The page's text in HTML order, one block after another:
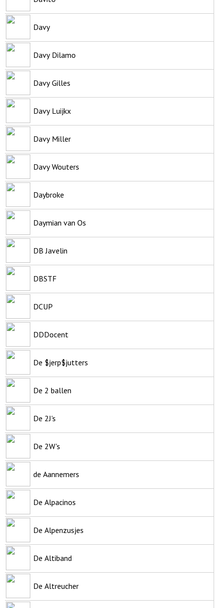
Davy
Davy Dilamo
Davy Gilles
Davy Luijkx
Davy Miller
Davy Wouters
Daybroke
Daymian van Os
DB Javelin
DBSTF
DCUP
DDDocent
De $jerp$jutters
De 2 ballen
De 2J's
De 2W's
de Aannemers
De Alpacinos
De Alpenzusjes
De Altiband
De Altreucher